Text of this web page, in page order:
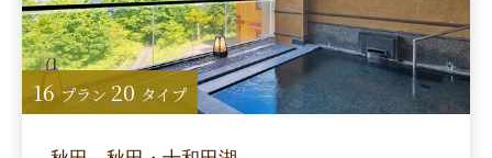
16 プラン 20 タイプ